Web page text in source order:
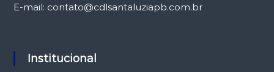
E-mail: contato@cdlsantaluziapb.com.br
Institucional